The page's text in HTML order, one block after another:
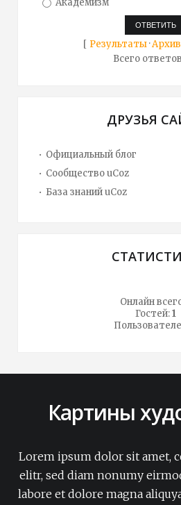
[ Результаты·
Всего
ДРУЗЬЯ
Официальный блог
Сообщество uCoz
База знаний uCoz
Онлайн
Гостей:1
Картины
Lorem ipsum dolor sit amet,
elitr, sed diam nonumy
labore et dolore magna